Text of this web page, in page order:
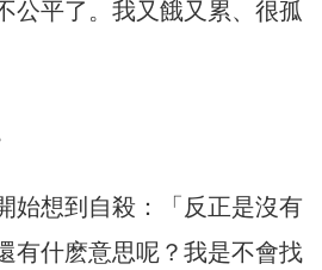
公平了。我又餓又累、很孤
始想到自殺：「反正是沒有
有什麽意思呢？我是不會找